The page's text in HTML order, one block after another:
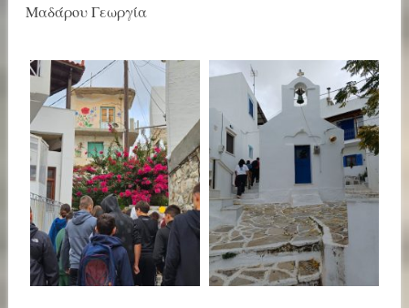
Μαδάρου Γεωργία